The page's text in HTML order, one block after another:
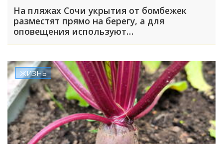
На пляжах Сочи укрытия от бомбежек
разместят прямо на берегу, а для
оповещения используют
громкоговорители
ЖИЗНЬ